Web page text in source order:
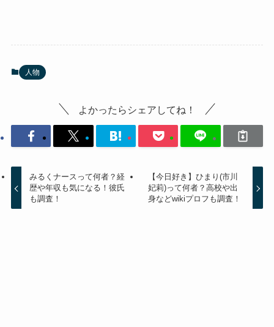
人物
よかったらシェアしてね！
みるくナースって何者？経
歴や年収も気になる！彼氏
も調査！
【今日好き】ひまり(市川
妃莉)って何者？高校や出
身などwikiプロフも調査！